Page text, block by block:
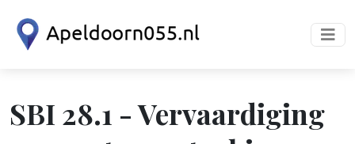
SBI 28.1 - Vervaardiging